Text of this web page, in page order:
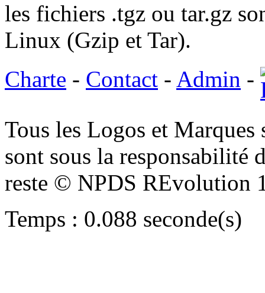
les fichiers .tgz ou tar.gz
Linux (Gzip et Tar).
Charte - Contact - Admin -
Tous les Logos et Marques
sont sous la responsabilité
reste © NPDS REvolution
Temps : 0.088 seconde(s)